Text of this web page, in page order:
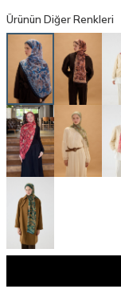
Ürünün Diğer Renkleri